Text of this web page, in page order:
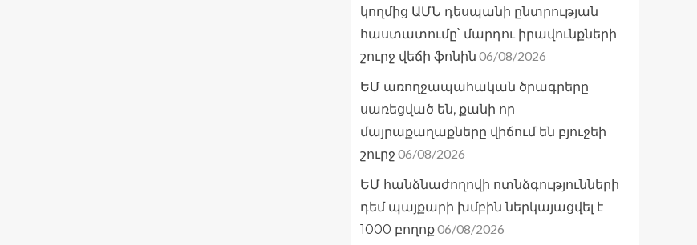
կողմից ԱՄՆ դեսպանի ընտրության
հաստատումը՝ մարդու իրավունքների
շուրջ վեճի ֆոնին 06/08/2026
ԵՄ առողջապահական ծրագրերը
սառեցված են, քանի որ
մայրաքաղաքները վիճում են բյուջեի
շուրջ 06/08/2026
ԵՄ հանձնաժողովի ոտնձգությունների
դեմ պայքարի խմբին ներկայացվել է
1000 բողոք06/08/2026